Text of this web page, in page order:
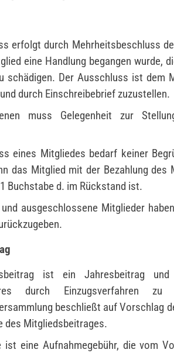
erfolgt durch Mehrheitsbeschluss
eine Handlung begangen wurde,
schädigen. Der Ausschluss ist dem
durch Einschreibebrief zuzustellen.
muss Gelegenheit zur
eines Mitgliedes bedarf keiner
das Mitglied mit der Bezahlung des
Buchstabe d. im Rückstand ist.
ausgeschlossene Mitglieder
ist ein Jahresbeitrag
durch Einzugsverfahren
beschließt auf Vorschlag
des Mitgliedsbeitrages.
ist eine Aufnahmegebühr, die vom